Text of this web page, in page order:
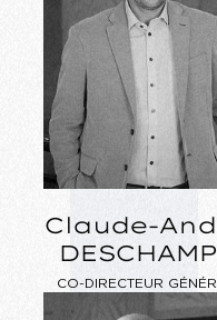
Claude-
CO-DIRECTEUR